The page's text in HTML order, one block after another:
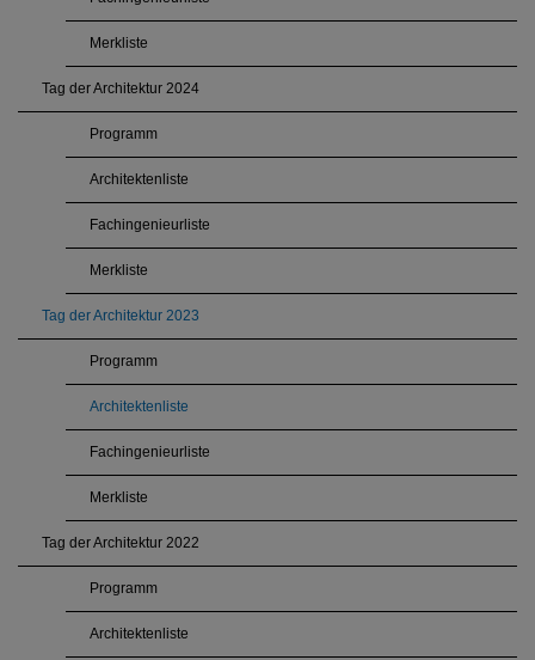
Merkliste
Tag der Architektur 2024
Programm
Architektenliste
Fachingenieurliste
Merkliste
Tag der Architektur 2023
Programm
Architektenliste
Fachingenieurliste
Merkliste
Tag der Architektur 2022
Programm
Architektenliste